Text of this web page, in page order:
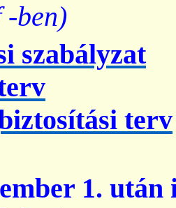
-ben)
szabályzat
terv
1.